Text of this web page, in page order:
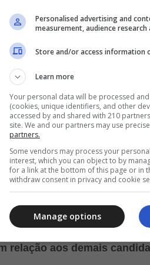
benefícios bem interessantes,
a saúde. Cartão Cesta Básica,
empresa valoriza a família,
proporciona Vale Transporte e
físicas. O Plano de Carreira do
dentro da empresa. E
colaboradores.
a todo vapor!
vagas abertas, oferecendo
de Caixa, Operador de
Manutenção e outros. Estas
candidatos com diferentes
busca um ambiente repleto de
profissional.
relação aos demais
Personalised advertising and
measurement, audience
Store and/or access information
Learn more
Your personal data will be processed
(cookies, unique identifiers, and other
accessed by and shared with 210
site. We and our partners may use
partners.
Some vendors may process your
interest, which you can object to by
for a link at the bottom of this page or in
withdraw consent in privacy and cookie
Manage options